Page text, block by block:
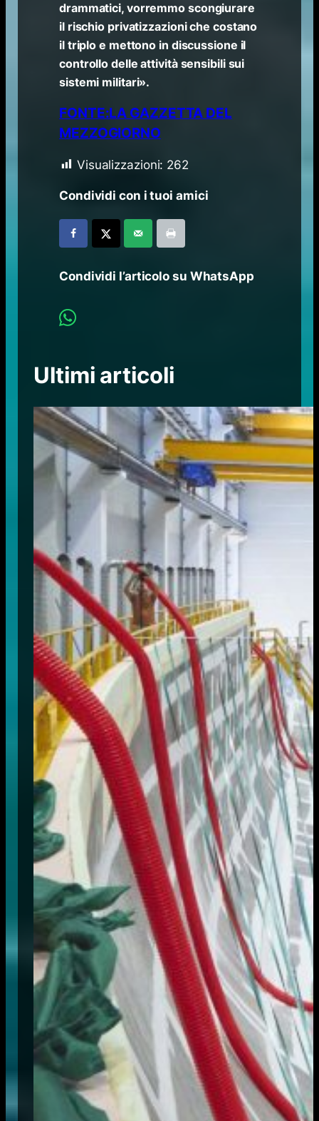
drammatici, vorremmo scongiurare
il rischio privatizzazioni che costano
il triplo e mettono in discussione il
controllo delle attività sensibili sui
sistemi militari».
FONTE:LA GAZZETTA DEL
MEZZOGIORNO
Visualizzazioni: 262
Condividi con i tuoi amici
Condividi l’articolo su WhatsApp
Ultimi articoli